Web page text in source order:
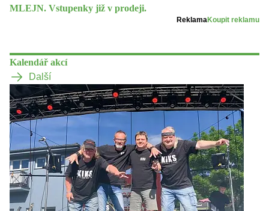
MLEJN. Vstupenky již v prodeji.
ReklamaKoupit reklamu
Kalendář akcí
Další